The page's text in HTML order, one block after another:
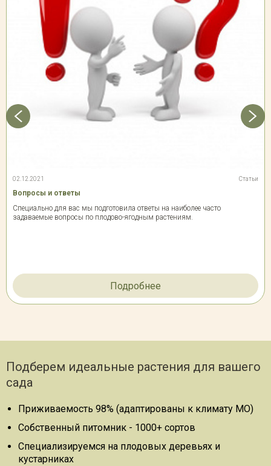
02.12.2021 Статьи
Вопросы и ответы
Специально для вас мы подготовила ответы на наиболее часто
задаваемые вопросы по плодово-ягодным растениям.
Подробнее
Подберем идеальные растения для вашего
сада
Приживаемость 98% (адаптированы к климату МО)
Собственный питомник - 1000+ сортов
Специализируемся на плодовых деревьях и
кустарниках